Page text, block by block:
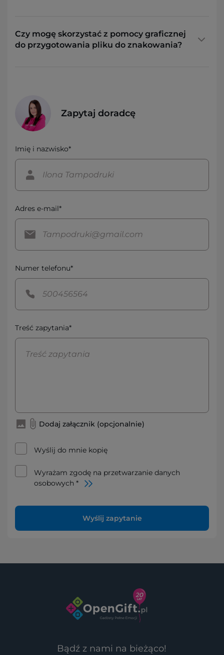
Czy mogę skorzystać z pomocy graficznej
do przygotowania pliku do znakowania?
Zapytaj doradcę
Imię i nazwisko*
Adres e-mail*
Numer telefonu*
Treść zapytania*
Dodaj załącznik (opcjonalnie)
Wyślij do mnie kopię
Wyrażam zgodę na przetwarzanie danych
osobowych *
Wyślij zapytanie
Bądź z nami na bieżąco!